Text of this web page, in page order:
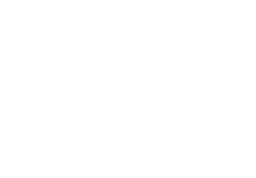
ピーの効能は？味や青いハ